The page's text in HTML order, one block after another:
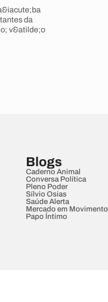
da
v&atilde;o
Blogs
Caderno Animal
Conversa Política
Pleno Poder
Sílvio Osias
Saúde Alerta
Mercado em Movimento
Papo Íntimo